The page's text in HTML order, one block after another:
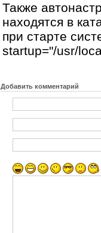
Также
находятся в
при старте
startup="/usr/
Добавить комментарий